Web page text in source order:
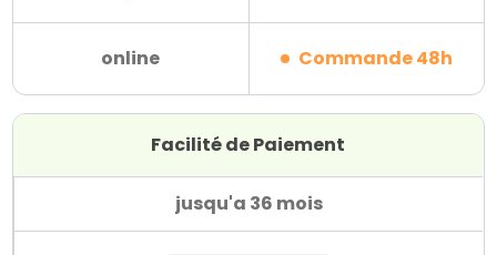
online Commande 48h
Facilité de Paiement
jusqu'a 36 mois